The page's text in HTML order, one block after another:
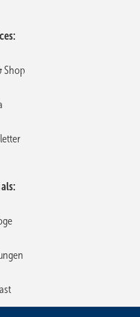
kann eine dünnschichtige
werden, die ab 50 mm
Trittschallverbesserung von bis
Tempusflat Klett für
mit Spezialestrichen in niedriger
dicken Kunstfaser-Deckschicht
mit Klettbandummantelung in
mm.
Klett dB (Rolle: 1,3 × 8 m) erzielt
durch eine werkseitig auf der
Das Vlies kann auf
Untergrund gelegt werden.
Shop